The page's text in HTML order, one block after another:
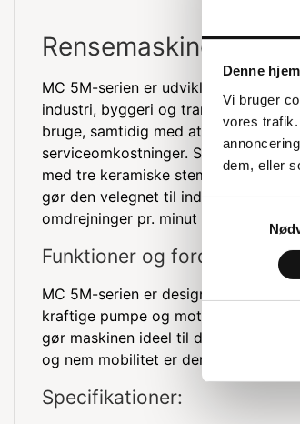
Denne
Vi bruger
vores
dem, eller
Rensemaskine til
MC 5M-serien er udviklet til at klare
industri, byggeri og transport.
bruge, samtidig med at de er meget
serviceomkostninger. Serien er
med tre keramiske stempler og et
gør den velegnet til industrielt brug.
omdrejninger pr. minut (RPM),
Funktioner og fordele
MC 5M-serien er designet til at
kraftige pumpe og motor sikrer
gør maskinen ideel til daglig brug i
og nem mobilitet er denne
Specifikationer: